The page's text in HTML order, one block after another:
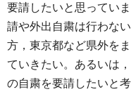
要請したいと思ってい
請や外出自粛は行わな
方，東京都など県外を
ていきたい。あるいは
の自粛を要請したいと考